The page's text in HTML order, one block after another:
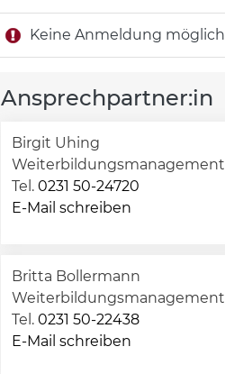
Keine Anmeldung möglich
Ansprechpartner:in
Birgit Uhing
Weiterbildungsmanagement
Tel. 0231 50-24720
E-Mail schreiben
Britta Bollermann
Weiterbildungsmanagement
Tel. 0231 50-22438
E-Mail schreiben